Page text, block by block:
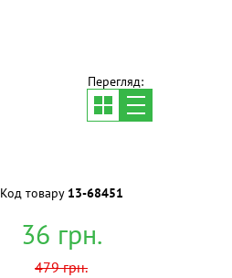
Перегляд:
Код товару 13-68451
36 грн.
479грн.